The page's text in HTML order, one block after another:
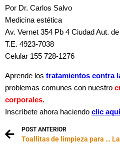
Por Dr. Carlos Salvo
Medicina estética
Av. Vernet 354 Pb 4 Ciudad Aut.
T.E. 4923-7038
Celular 155 728-1276
Aprende los tratamientos contra
problemas comunes con nuestro
corporales.
Inscríbete ahora haciendo clic aquí
POST ANTERIOR
Toallitas de limpieza para el rostro